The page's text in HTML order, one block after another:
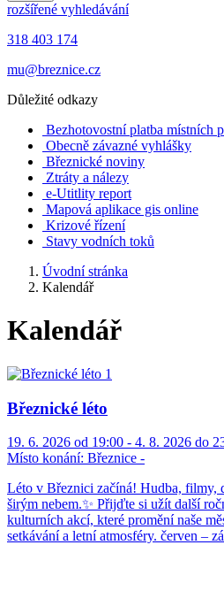
rozšířené vyhledávání
318 403 174
mu@breznice.cz
Důležité odkazy
Bezhotovostní platba místních
Obecně závazné vyhlášky
Březnické noviny
Ztráty a nálezy
e-Utitlity report
Mapová aplikace gis online
Krizové řízení
Stavy vodních toků
Úvodní stránka
Kalendář
Kalendář
Březnické léto
19. 6. 2026 od 19:00 - 4. 8. 2026 do
Místo konání: Březnice -
Léto v Březnici začíná! Hudba, filmy,
širým nebem.✨ Přijďte si užít další
kulturních akcí, které promění naše
setkávání a letní atmosféry. červen –